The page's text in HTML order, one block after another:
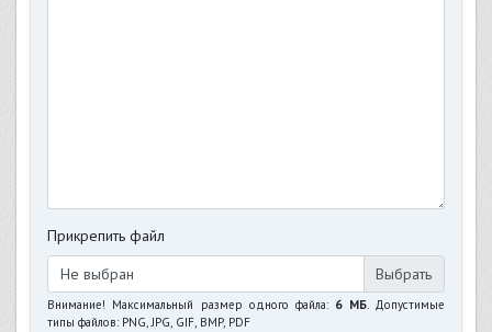
Прикрепить файл
Не выбран
Внимание! Максимальный размер одного файла: 6 МБ. Допустимые
типы файлов: PNG, JPG, GIF, BMP, PDF